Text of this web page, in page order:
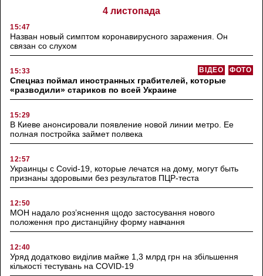
4 листопада
15:47
Назван новый симптом коронавирусного заражения. Он
связан со слухом
15:33 ФОТО
ВІДЕО
Спецназ поймал иностранных грабителей, которые
«разводили» стариков по всей Украине
15:29
В Киеве анонсировали появление новой линии метро. Ее
полная постройка займет полвека
12:57
Украинцы с Covid-19, которые лечатся на дому, могут быть
признаны здоровыми без результатов ПЦР-теста
12:50
МОН надало роз’яснення щодо застосування нового
положення про дистанційну форму навчання
12:40
Уряд додатково виділив майже 1,3 млрд грн на збільшення
кількості тестувань на COVID-19